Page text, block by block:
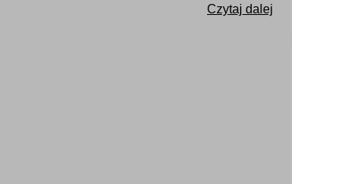
dni z
lub
nastąpią inne
Czytaj dalej